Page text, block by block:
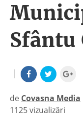
Sfântu
|
de Covasna Media
|
1125 vizualizări